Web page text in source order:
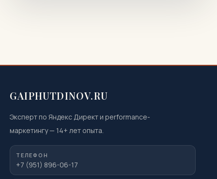
GAIPHUTDINOV.RU
Эксперт по Яндекс Директ и performance-
маркетингу— 14+ лет опыта.
ТЕЛЕФОН
+7 (951) 896-06-17